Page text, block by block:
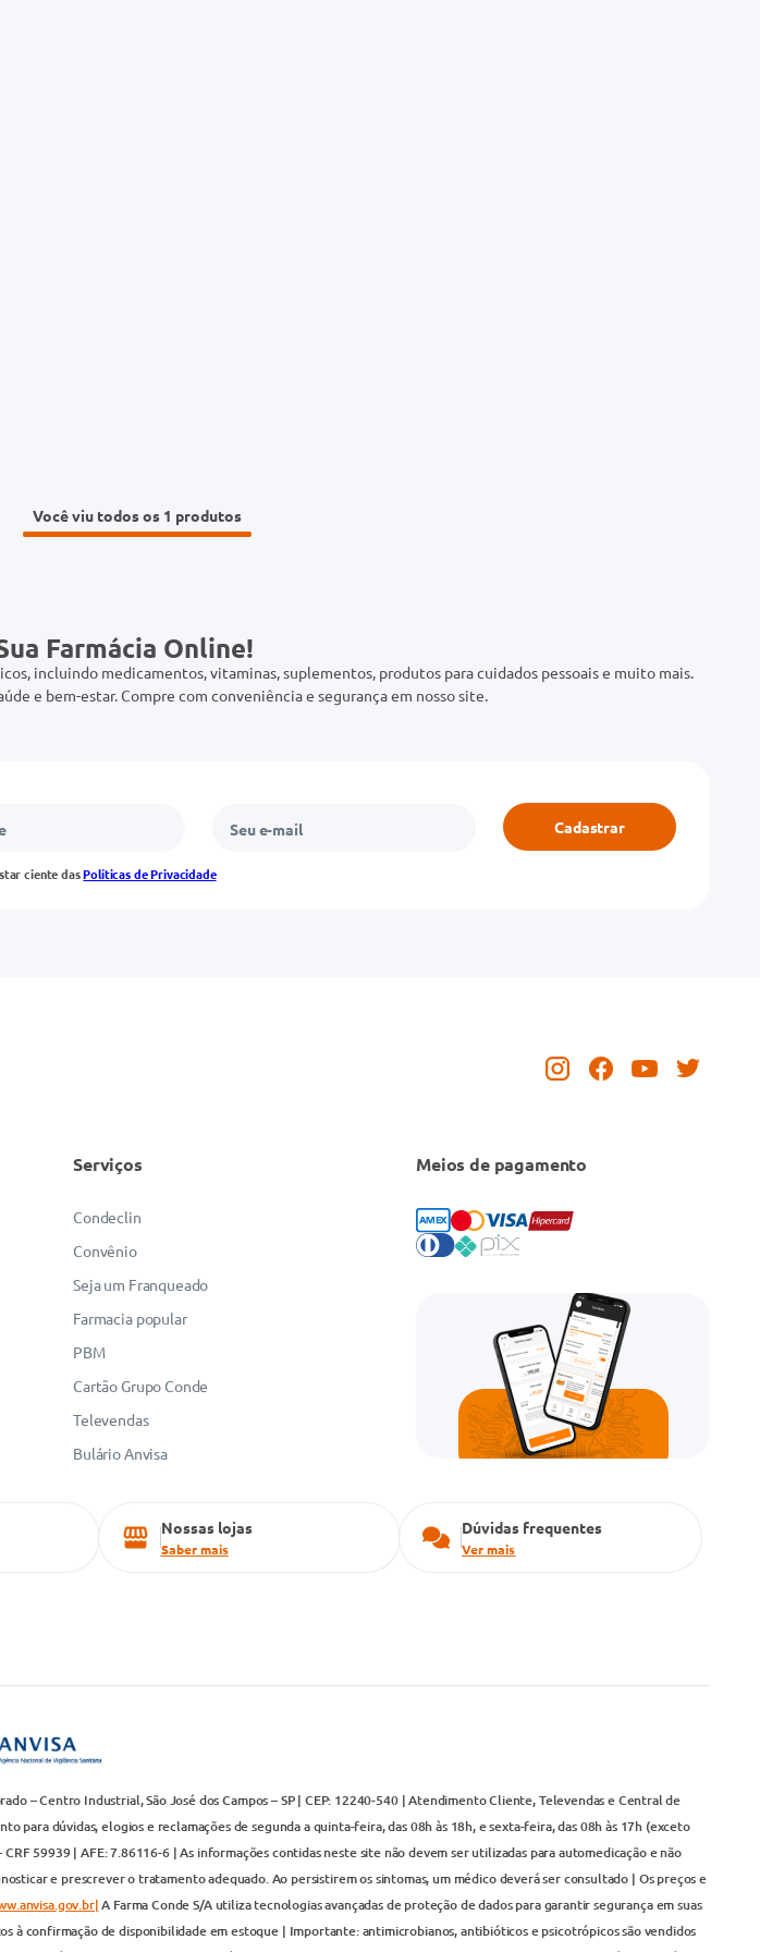
Você viu todos os 1
Farmácia Online!
incluindo medicamentos, vitaminas, suplementos, produtos para cuidados pessoais e muito mais.
e bem-estar. Compre com conveniência e segurança em nosso site.
ciente dasPolíticas de Privacidade
Cadastrar
Serviços
Condeclin
Convênio
Seja um Franqueado
Farmacia popular
PBM
Cartão Grupo Conde
Televendas
Bulário Anvisa
Meios de pagamento
Nossas lojas
Saber mais
Dúvidas frequentes
Ver mais
– Centro Industrial, São José dos Campos – SP | CEP: 12240-540 | Atendimento Cliente, Televendas e Central de
para dúvidas, elogios e reclamações de segunda a quinta-feira, das 08h às 18h, e sexta-feira, das 08h às 17h (exceto
59939 | AFE: 7.86116-6 | As informações contidas neste site não devem ser utilizadas para automedicação e não
e prescrever o tratamento adequado. Ao persistirem os sintomas, um médico deverá ser consultado | Os preços e
A Farma Conde S/A utiliza tecnologias avançadas de proteção de dados para garantir segurança em suas
à confirmação de disponibilidade em estoque | Importante: antimicrobianos, antibióticos e psicotrópicos são vendidos